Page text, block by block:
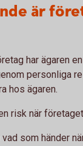
är
har ägaren
personliga
hos ägaren.
risk när
som händer